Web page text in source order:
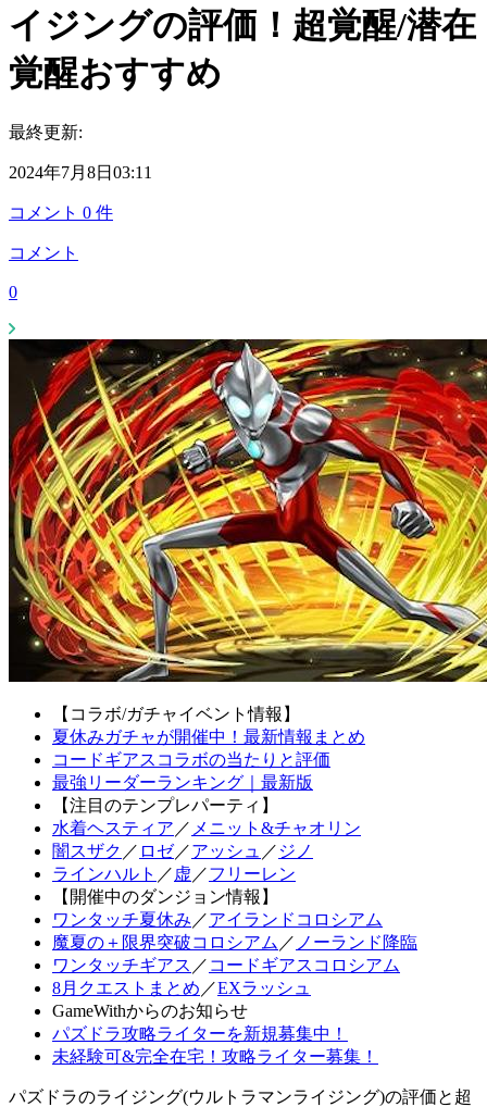
イジングの評価！超覚醒/潜在
覚醒おすすめ
最終更新:
2024年7月8日03:11
コメント 0 件
コメント
0
【コラボ/ガチャイベント情報】
夏休みガチャが開催中！最新情報まとめ
コードギアスコラボの当たりと評価
最強リーダーランキング｜最新版
【注目のテンプレパーティ】
水着ヘスティア ／ メニット&チャオリン
闇スザク ／ ロゼ／アッシュ ／ ジノ
ラインハルト ／ 虚 ／フリーレン
【開催中のダンジョン情報】
ワンタッチ夏休み ／アイランドコロシアム
魔夏の＋限界突破コロシアム ／ ノーランド降臨
ワンタッチギアス ／ コードギアスコロシアム
8月クエストまとめ ／EXラッシュ
GameWithからのお知らせ
パズドラ攻略ライターを新規募集中！
未経験可&完全在宅！攻略ライター募集！
パズドラのライジング(ウルトラマンライジング)の評価と超